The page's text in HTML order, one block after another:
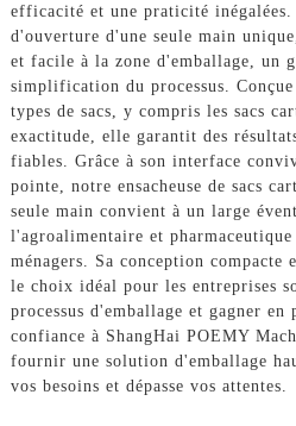
efficacité et une praticité
d'ouverture d'une seule main
et facile à la zone d'emballage, un
simplification du processus.
types de sacs, y compris les sacs
exactitude, elle garantit des
fiables. Grâce à son interface
pointe, notre ensacheuse de sacs
seule main convient à un large
l'agroalimentaire et
ménagers. Sa conception compacte
le choix idéal pour les entreprises
processus d'emballage et gagner
confiance à ShangHai POEMY
fournir une solution d'emballage
vos besoins et dépasse vos attentes.